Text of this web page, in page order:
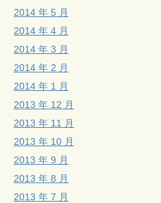
2014 年 5 月
2014 年 4 月
2014 年 3 月
2014 年 2 月
2014 年 1 月
2013 年 12 月
2013 年 11 月
2013 年 10 月
2013 年 9 月
2013 年 8 月
2013 年 7 月